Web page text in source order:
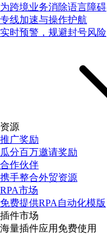
为跨境业务消除语言障碍
专线加速与操作护航
实时预警，规避封号风险
资源
推广奖励
瓜分百万邀请奖励
合作伙伴
携手整合外贸资源
RPA市场
免费提供RPA自动化模版
插件市场
海量插件应用免费使用